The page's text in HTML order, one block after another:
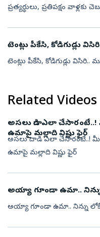
ప్రత్యర్థులు, ప్రతిపక్షం వాళ్లకు
టెంట్లు పీకేసి, కోడిగుడ్లు
టెంట్లు పీకేసి, కోడిగుడ్లు
Related Videos
అసలు దాడి ఎలా చేసారంటే..!
ఉమాపై మల్లాది విష్ణు ఫైర్
అసలు దాడి ఎలా చేసారంటే..! మీ
ఉమాపై మల్లాది విష్ణు ఫైర్
అయ్యా గూండా ఉమా..
అయ్యా గూండా ఉమా.. నిన్ను